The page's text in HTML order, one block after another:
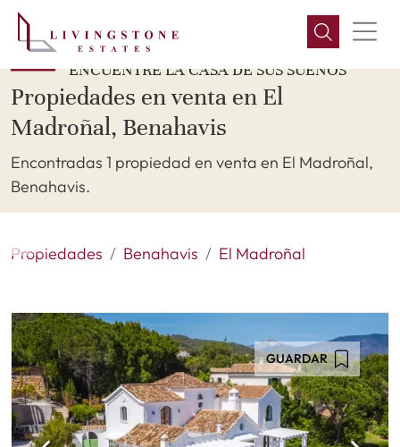
ENCUENTRE LA CASA DE SUS SUEÑOS
Propiedades en venta en El
Madroñal, Benahavis
Encontradas 1 propiedad en venta en El Madroñal,
Benahavis.
Propiedades Benahavis El Madroñal
GUARDAR